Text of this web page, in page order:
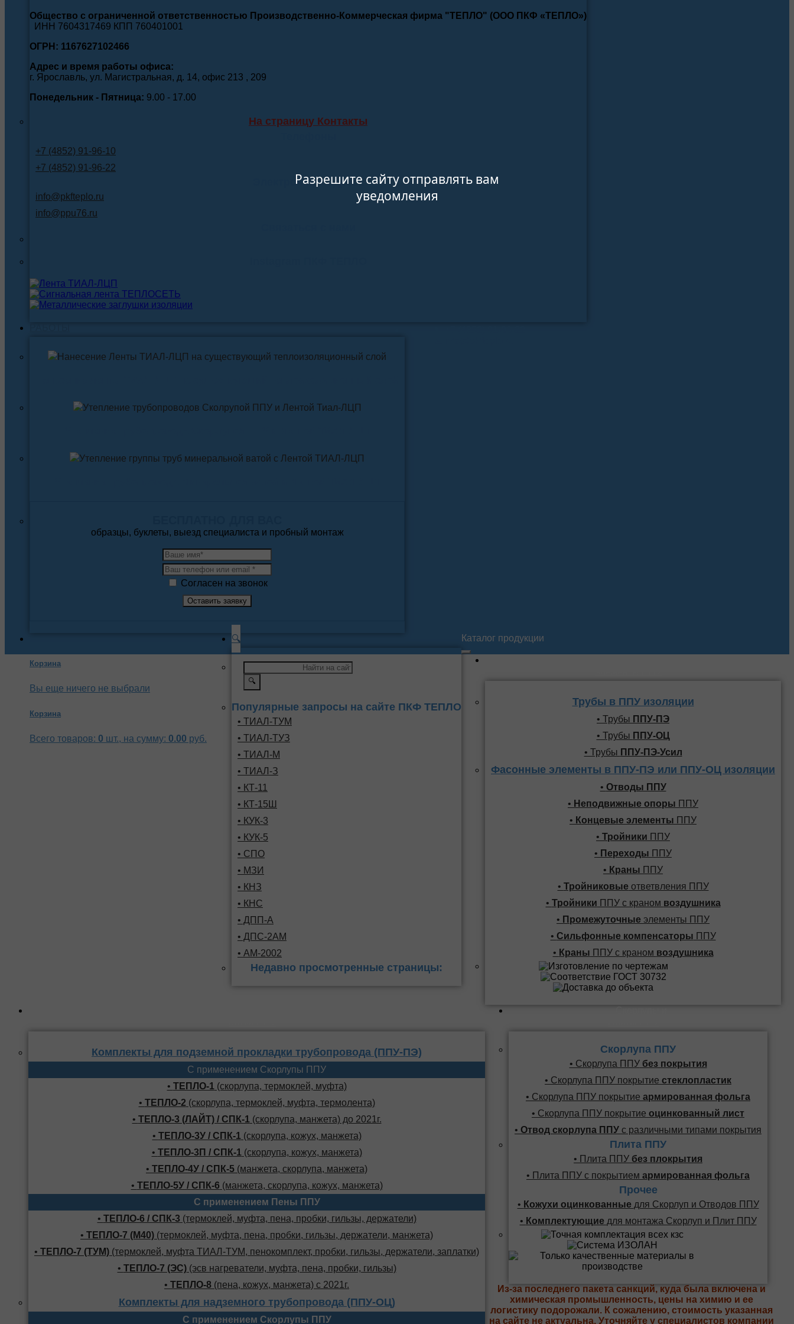
Разрешите сайту отправлять вам
уведомления
Общество с ограниченной ответственностью Производственно-Коммерческая фирма "ТЕПЛО" (ООО ПКФ «ТЕПЛО»)
ИНН 7604317469 КПП 760401001
ОГРН: 1167627102466
Адрес и время работы офиса:
г. Ярославль, ул. Магистральная, д. 14, офис 213 , 209
Понедельник - Пятница: 9.00 - 17.00
На страницу Контакты
+7 (4852) 91-96-10
+7 (4852) 91-96-22
Электронные адреса
info@pkfteplo.ru
info@ppu76.ru
образцы, буклеты, выезд специалиста и пробный монтаж
Согласен на звонок
Корзина
Вы еще ничего не выбрали
Корзина
Всего товаров: 0 шт., на сумму: 0.00 руб.
🔍
🔍
Популярные запросы на сайте ПКФ ТЕПЛО
• ТИАЛ-ТУМ
• ТИАЛ-ТУЗ
• ТИАЛ-М
• ТИАЛ-З
• КТ-11
• КТ-15Ш
• КУК-3
• КУК-5
• СПО
• МЗИ
• КНЗ
• КНС
• ДПП-А
• ДПС-2АМ
• АМ-2002
Недавно просмотренные страницы:
Каталог продукции
Трубы в ППУ изоляции
• Трубы ППУ-ПЭ
• Трубы ППУ-ОЦ
• Трубы ППУ-ПЭ-Усил
Фасонные элементы в ППУ-ПЭ или ППУ-ОЦ изоляции
• Отводы ППУ
• Неподвижные опоры ППУ
• Концевые элементы ППУ
• Тройники ППУ
• Переходы ППУ
• Краны ППУ
• Тройниковые ответвления ППУ
• Тройники ППУ с краном воздушника
• Промежуточные элементы ППУ
• Сильфонные компенсаторы ППУ
• Краны ППУ с краном воздушника
Комплекты для подземной прокладки трубопровода (ППУ-ПЭ)
С применением Скорлупы ППУ
• ТЕПЛО-1 (скорлупа, термоклей, муфта)
• ТЕПЛО-2 (скорлупа, термоклей, муфта, термолента)
• ТЕПЛО-3 (ЛАЙТ) / СПК-1 (скорлупа, манжета) до 2021г.
• ТЕПЛО-3У / СПК-1 (скорлупа, кожух, манжета)
• ТЕПЛО-3П / СПК-1 (скорлупа, кожух, манжета)
• ТЕПЛО-4У / СПК-5 (манжета, скорлупа, манжета)
• ТЕПЛО-5У / СПК-6 (манжета, скорлупа, кожух, манжета)
С применением Пены ППУ
• ТЕПЛО-6 / СПК-3 (термоклей, муфта, пена, пробки, гильзы, держатели)
• ТЕПЛО-7 (М40) (термоклей, муфта, пена, пробки, гильзы, держатели, манжета)
• ТЕПЛО-7 (ТУМ) (термоклей, муфта ТИАЛ-ТУМ, пенокомплект, пробки, гильзы, держатели, заплатки)
• ТЕПЛО-7 (ЭС)(эсв нагреватели, муфта, пена, пробки, гильзы)
• ТЕПЛО-8 (пена, кожух, манжета) с 2021г.
Комплекты для надземного трубопровода (ППУ-ОЦ)
С применением Скорлупы ППУ
Скорлупа ППУ
• Скорлупа ППУбез покрытия
• Скорлупа ППУ покрытие стеклопластик
• Скорлупа ППУ покрытие армированная фольга
• Скорлупа ППУ покрытие оцинкованный лист
• Отвод скорлупа ППУ с различными типами покрытия
Плита ППУ
• Плита ППУ без плокрытия
• Плита ППУ с покрытием армированная фольга
Прочее
• Кожухи оцинкованные для Скорлуп и Отводов ППУ
• Комплектующие для монтажа Скорлуп и Плит ППУ
Из-за последнего пакета санкций, куда была включена и
химическая промышленность, цены на химию и ее
логистику подорожали. К сожалению, стоимость указанная
на сайте не актуальна. Уточняйте у специалистов компании